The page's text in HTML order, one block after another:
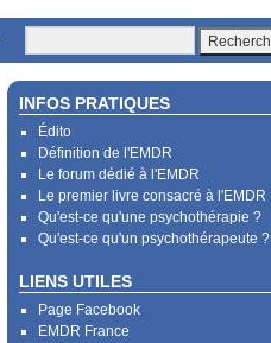
INFOS PRATIQUES
Édito
Définition de l'EMDR
Le forum dédié à l'EMDR
Le premier livre consacré à l'EMDR
Qu'est-ce qu'une psychothérapie ?
Qu'est-ce qu'un psychothérapeute ?
LIENS UTILES
Page Facebook
EMDR France